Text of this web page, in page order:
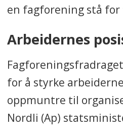
en fagforening stå for
Arbeidernes
for å styrke
oppmuntre til
Nordli (Ap)